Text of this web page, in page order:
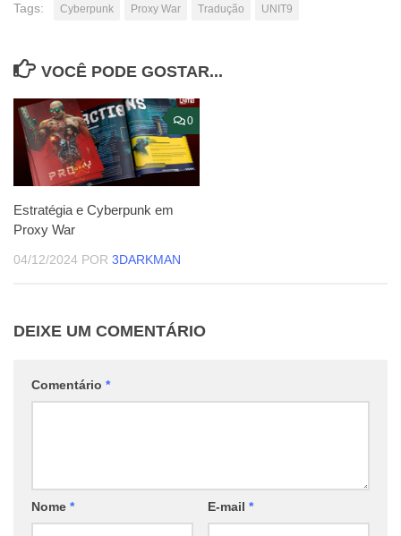
Tags: Cyberpunk Proxy War Tradução UNIT9
VOCÊ PODE GOSTAR...
0
Estratégia e Cyberpunk em
Proxy War
04/12/2024 POR 3DARKMAN
DEIXE UM COMENTÁRIO
Comentário *
Nome * E-mail *